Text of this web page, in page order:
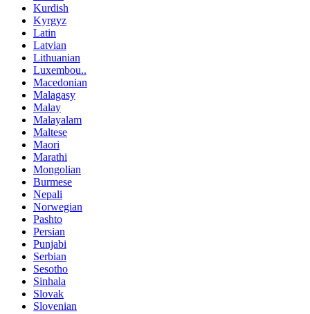
Kurdish
Kyrgyz
Latin
Latvian
Lithuanian
Luxembou..
Macedonian
Malagasy
Malay
Malayalam
Maltese
Maori
Marathi
Mongolian
Burmese
Nepali
Norwegian
Pashto
Persian
Punjabi
Serbian
Sesotho
Sinhala
Slovak
Slovenian